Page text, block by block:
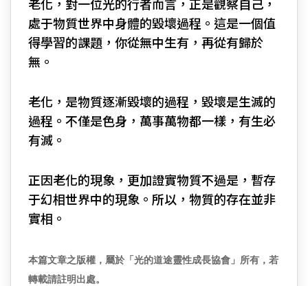
老化，對一位光的行者而言，正是觀察自己，
處于物質世界中身體的毀壞過程。這是一個值
得學習的課題，你從無中生有，再從有歸於
無。
老化，是物質逐漸毀壞的過程，毀壞是生滅的
過程。不僅是色身，萬事萬物都一樣，有生必
有滅。
正因老化的現象，更加證實物質不過是，暫存
于幻相世界中的現象。所以，物質的存在並非
實相。
本篇文章之版權，屬於「光的道途靈性成長協會」所有，若
轉載請註明出處。